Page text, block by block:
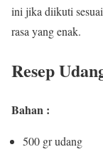
ini jika diikuti
rasa yang enak.
Resep
Bahan :
500 gr udang